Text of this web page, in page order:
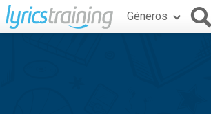
Géneros